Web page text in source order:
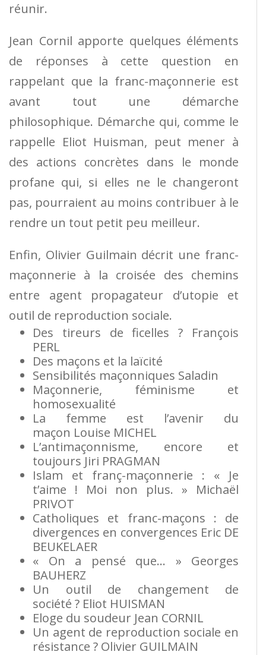
réunir.
Jean Cornil apporte quelques éléments
de réponses à cette question en
rappelant que la franc-maçonnerie est
avant tout une démarche
philosophique. Démarche qui, comme le
rappelle Eliot Huisman, peut mener à
des actions concrètes dans le monde
profane qui, si elles ne le changeront
pas, pourraient au moins contribuer à le
rendre un tout petit peu meilleur.
Enfin, Olivier Guilmain décrit une franc-
maçonnerie à la croisée des chemins
entre agent propagateur d’utopie et
outil de reproduction sociale.
Des tireurs de ficelles ? François
PERL
Des maçons et la laïcité
Sensibilités maçonniques Saladin
Maçonnerie, féminisme et
homosexualité
La femme est l’avenir du
maçon Louise MICHEL
L’antimaçonnisme, encore et
toujours Jiri PRAGMAN
Islam et franç-maçonnerie : « Je
t’aime ! Moi non plus. » Michaël
PRIVOT
Catholiques et franc-maçons : de
divergences en convergences Eric DE
BEUKELAER
« On a pensé que… » Georges
BAUHERZ
Un outil de changement de
société ? Eliot HUISMAN
Eloge du soudeur Jean CORNIL
Un agent de reproduction sociale en
résistance ? Olivier GUILMAIN